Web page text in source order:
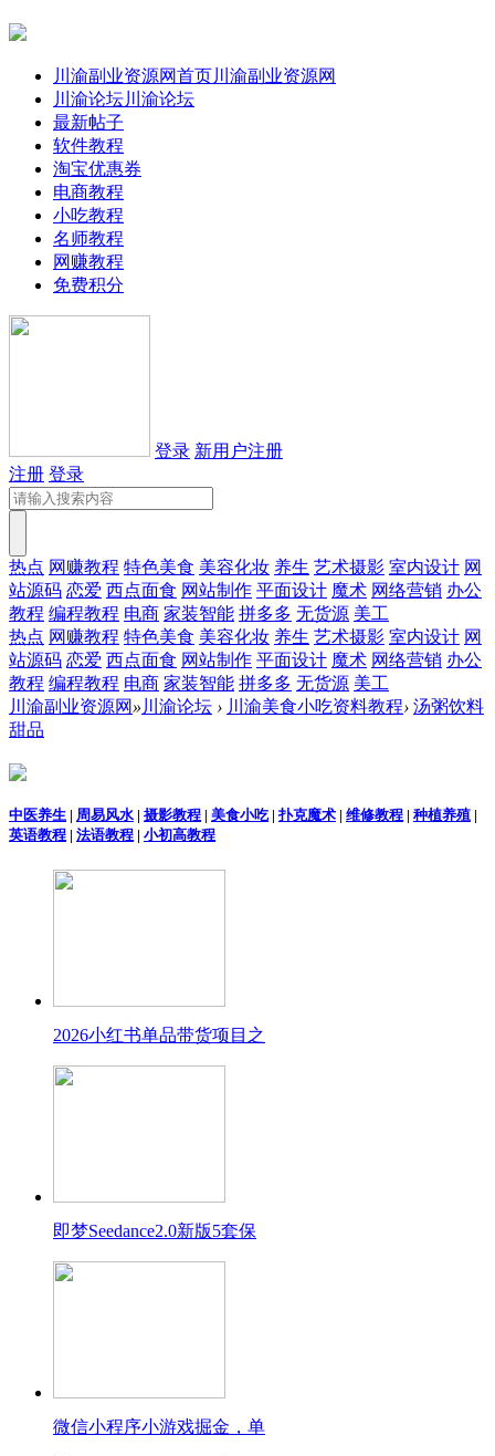
川渝副业资源网首页川渝副业资源网
川渝论坛川渝论坛
最新帖子
软件教程
淘宝优惠券
电商教程
小吃教程
名师教程
网赚教程
免费积分
登录 新用户注册
注册 登录
热点 网赚教程 特色美食 美容化妆 养生 艺术摄影 室内设计 网
站源码 恋爱 西点面食 网站制作 平面设计 魔术 网络营销 办公
教程 编程教程 电商 家装智能 拼多多 无货源 美工
热点 网赚教程 特色美食 美容化妆 养生 艺术摄影 室内设计 网
站源码 恋爱 西点面食 网站制作 平面设计 魔术 网络营销 办公
教程 编程教程 电商 家装智能 拼多多 无货源 美工
川渝副业资源网 » 川渝论坛 › 川渝美食小吃资料教程› 汤粥饮料
甜品
中医养生 | 周易风水 | 摄影教程 | 美食小吃| 扑克魔术 | 维修教程 | 种植养殖 |
英语教程 | 法语教程 | 小初高教程
2026小红书单品带货项目之
即梦Seedance2.0新版5套保
微信小程序小游戏掘金，单